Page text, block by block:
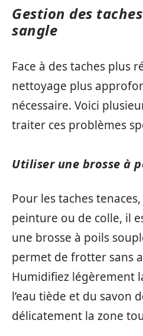
Gestion des
sangle
Face à des taches plus
nettoyage plus
nécessaire. Voici
traiter ces problèmes
Utiliser une brosse à
Pour les taches
peinture ou de colle, il
une brosse à poils
permet de frotter sans
Humidifiez légèrement
l’eau tiède et du savon
délicatement la zone